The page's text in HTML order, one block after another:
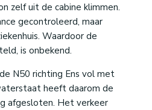
zelf uit de cabine klimmen.
gecontroleerd, maar
Waardoor de
is onbekend.
N50 richting Ens vol met
heeft daarom de
afgesloten. Het verkeer